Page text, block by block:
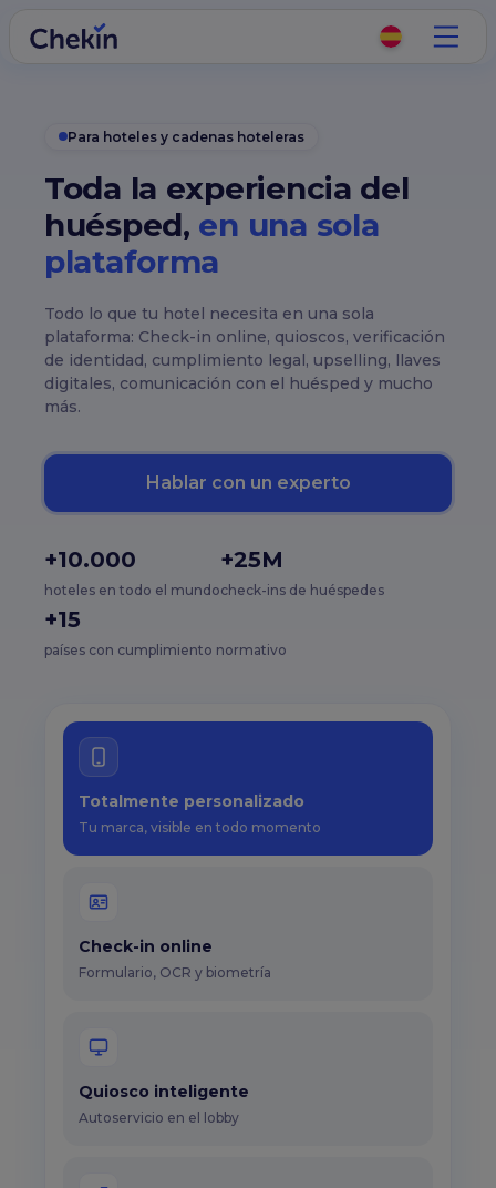
Para hoteles y cadenas hoteleras
Toda la experiencia del
huésped, en una sola
plataforma
Todo lo que tu hotel necesita en una sola
plataforma: Check-in online, quioscos, verificación
de identidad, cumplimiento legal, upselling, llaves
digitales, comunicación con el huésped y mucho
más.
Hablar con un experto
+10.000
hoteles en todo el mundo
+25M
check-ins de huéspedes
+15
países con cumplimiento normativo
Totalmente personalizado
Tu marca, visible en todo momento
Check-in online
Formulario, OCR y biometría
Quiosco inteligente
Autoservicio en el lobby